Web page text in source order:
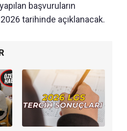
başvuruların
tarihinde açıklanacak.